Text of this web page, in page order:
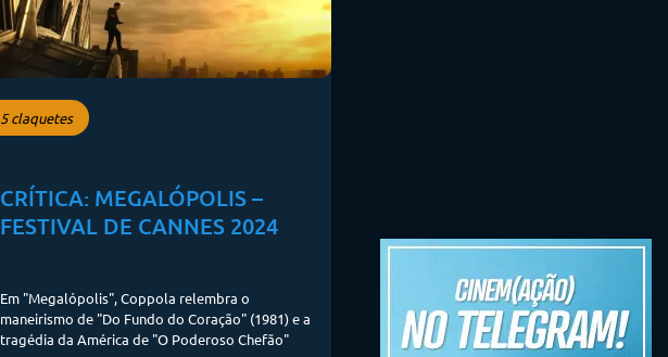
5 claquetes
CRÍTICA: MEGALÓPOLIS –
FESTIVAL DE CANNES 2024
Em "Megalópolis", Coppola relembra o
maneirismo de "Do Fundo do Coração" (1981) e a
tragédia da América de "O Poderoso Chefão"